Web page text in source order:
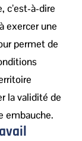
c’est-à-dire
exercer une
permet de
la validité de
embauche.